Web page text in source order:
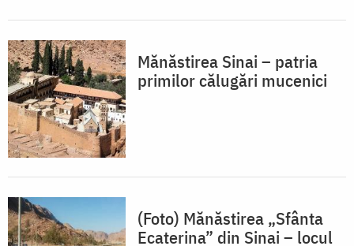
Mănăstirea Sinai – patria
primilor călugări mucenici
(Foto) Mănăstirea „Sfânta
Ecaterina” din Sinai – locul